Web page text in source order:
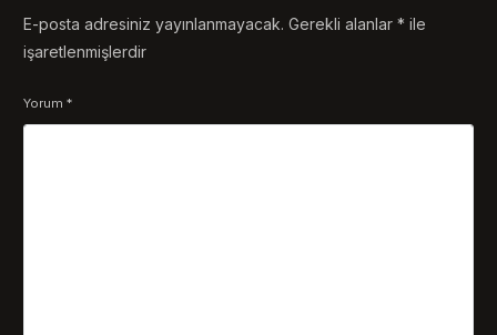
E-posta adresiniz yayınlanmayacak. Gerekli alanlar* ile
işaretlenmişlerdir
Yorum*